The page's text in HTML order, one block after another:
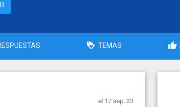
TEMAS
el 17 sep. 23